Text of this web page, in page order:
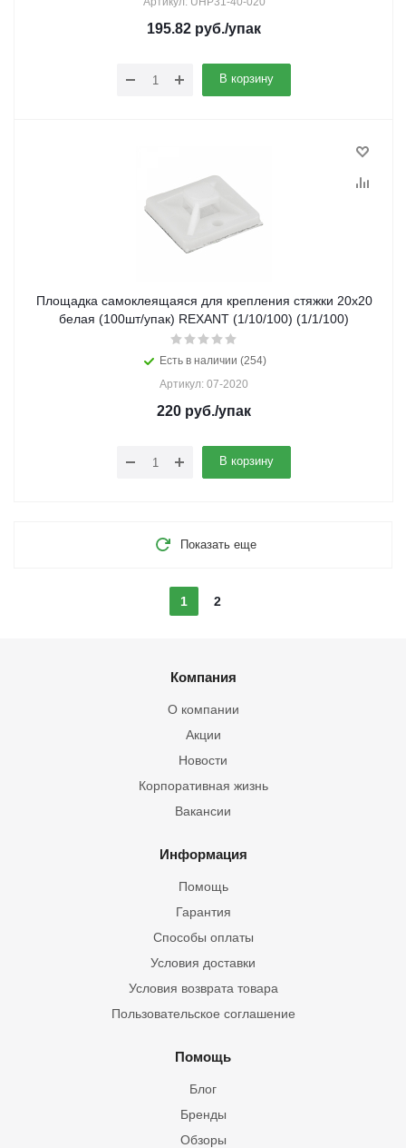
195.82 руб./упак
В корзину
Площадка самоклеящаяся для крепления стяжки 20х20
белая (100шт/упак) REXANT (1/10/100) (1/1/100)
Есть в наличии (254)
Артикул: 07-2020
220 руб./упак
В корзину
Показать еще
1 2
Компания
О компании
Акции
Новости
Корпоративная жизнь
Вакансии
Информация
Помощь
Гарантия
Способы оплаты
Условия доставки
Условия возврата товара
Пользовательское соглашение
Помощь
Блог
Бренды
Обзоры